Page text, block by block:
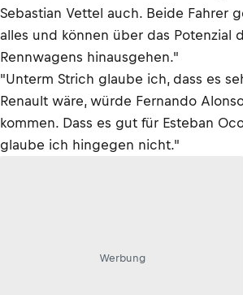
Sebastian Vettel auch. Beide Fahrer
alles und können über das Potenzial
Rennwagens hinausgehen."
"Unterm Strich glaube ich, dass es
Renault wäre, würde Fernando
kommen. Dass es gut für Esteban
glaube ich hingegen nicht."
Werbung